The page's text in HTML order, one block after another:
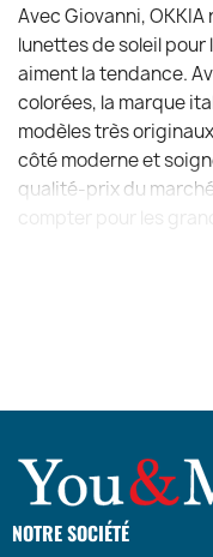
Avec Giovanni,
lunettes de soleil pour
aiment la tendance.
colorées, la marque
modèles très
côté moderne et
qualité-prix du
NOTRE SOCIÉTÉ